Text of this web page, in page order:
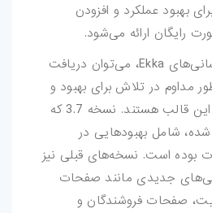
بهبود عملکرد و افزودن
رایگان ارائه می‌شود.
با بررسی سابقه به‌روزرسانی‌های Ekka، می‌توان دریافت
مداوم در تلاش برای بهبود و
رفع مشکلات احتمالی این قالب هستند. نسخه 3.7 که
2024 منتشر شده، شامل بهبودهایی در
بوده است. نسخه‌های قبلی نیز
جدیدی مانند صفحات
صفحات فروشندگان و